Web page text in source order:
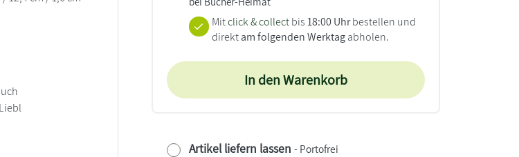
Mitclick & collect bis18:00 Uhrbestellen und
direktam folgenden Werktagabholen.
In den Warenkorb
Artikel liefern lassen - Portofrei